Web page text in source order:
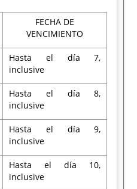
FECHA DE
VENCIMIENTO
Hasta el día 7,
inclusive
Hasta el día 8,
inclusive
Hasta el día 9,
inclusive
Hasta el día 10,
inclusive